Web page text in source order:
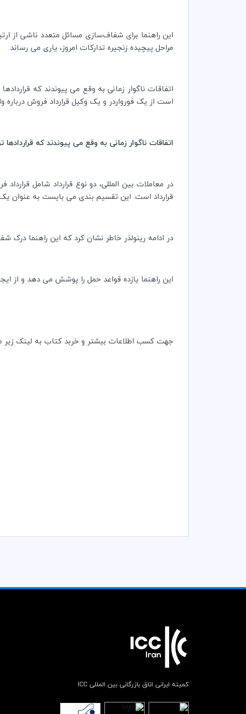
این راهنما برای شفاف‌سازی مسائل متعدد ناشی از ارتباط متقابل قراردادهای حمل و
مراحل پیچیده زنجیره تدارکات امروز‌، یاری می رساند.
اتفاقات ناگوار زمانی به وقع می پیوندند که
است از یک فورواردر و یک وکیل قرارداد فروش درباره
اتفاقات ناگوار زمانی به وقع می پیوندند که
در معاملات بین المللی، دو نوع قرارداد شامل
قرارداد است. این تقسیم بندی می بایست به عنوان
در ادامه رینولذر خاطر نشان کرد که این راهنما درک
این راهنما یازده قواعد حمل را پوشش می دهد و از
جهت کسب اطلاعات بیشتر و خربد کتاب به لینک زیر
کمیته ایرانی اتاق بازرگانی بین المللی ICC